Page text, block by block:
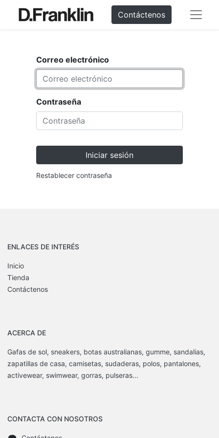
Contáctenos
Correo electrónico
Contraseña
Iniciar sesión
Restablecer contraseña
ENLACES DE INTERÉS
Inicio
Tienda
Contáctenos
ACERCA DE
Gafas de sol, sneakers, botas australianas, gumme, sandalias,
zapatillas de casa, camisetas, sudaderas, polos, pantalones,
activewear, swimwear, gorras, pulseras...
CONTACTA CON NOSOTROS